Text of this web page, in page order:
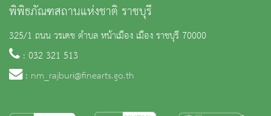
พิพิธภัณฑสถานแห่งชาติ ราชบุรี
325/1 ถนน วรเดช ตำบล หน้าเมือง เมือง ราชบุรี 70000
: 032 321 513
: nm_rajburi@finearts.go.th